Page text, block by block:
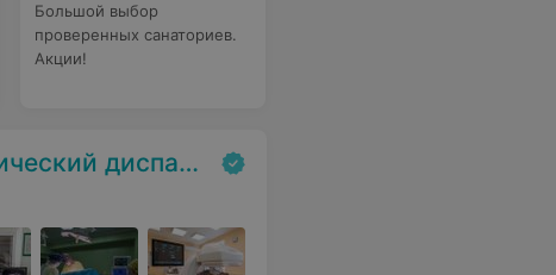
Большой выбор
проверенных санаториев.
Акции!
диспансер